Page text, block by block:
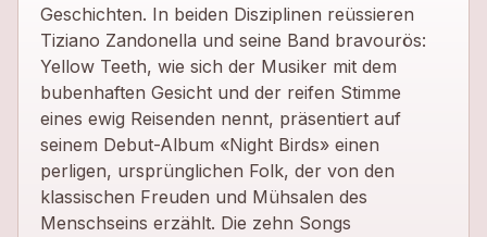
Geschichten. In beiden Disziplinen reüssieren
Tiziano Zandonella und seine Band bravourös:
Yellow Teeth, wie sich der Musiker mit dem
bubenhaften Gesicht und der reifen Stimme
eines ewig Reisenden nennt, präsentiert auf
seinem Debut-Album «Night Birds» einen
perligen, ursprünglichen Folk, der von den
klassischen Freuden und Mühsalen des
Menschseins erzählt. Die zehn Songs